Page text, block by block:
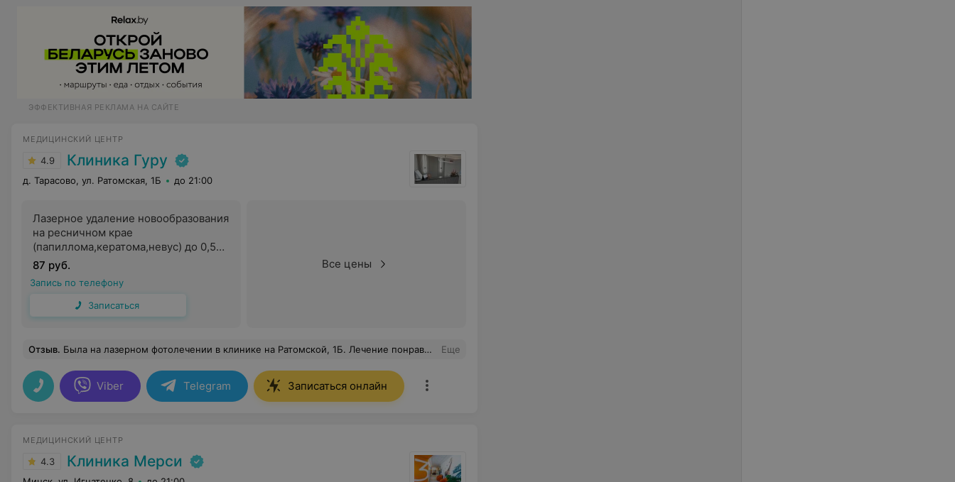
ЭФФЕКТИВНАЯ РЕКЛАМА НА САЙТЕ
МЕДИЦИНСКИЙ ЦЕНТР
4.9 Клиника Гуру
д. Тарасово, ул. Ратомская, 1Б до 21:00
Лазерное удаление новообразования
на ресничном крае
(папиллома,кератома,невус) до 0,5
см за 1 шт.
87 руб.
Запись по телефону
Записаться
Все цены
Отзыв. Была на лазерном фотолечении в клинике на Ратомской, 1Б. Лечение понравилось, врач Журба Александр Григорьевич подробно и ясно все рассказал про процедуру. Пойду еще на курс лечения. Еще
Viber Telegram Записаться онлайн
МЕДИЦИНСКИЙ ЦЕНТР
4.3 Клиника Мерси